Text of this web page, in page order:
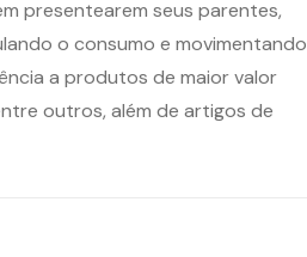
presentearem seus parentes,
o consumo e movimentando
a produtos de maior valor
outros, além de artigos de